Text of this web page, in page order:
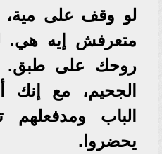
لو وقف على
متعرفش إيه هي.
روحك على طبق.
الجحيم، مع إنك
الباب
يحضروا.